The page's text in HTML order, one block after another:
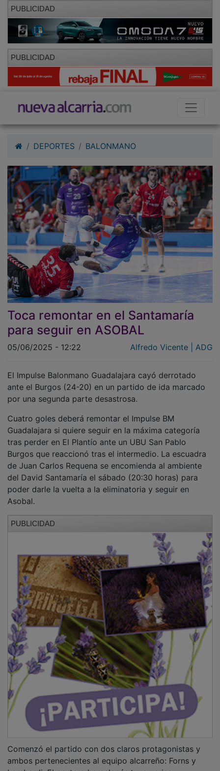
PUBLICIDAD
PUBLICIDAD
Toca remontar en el Santamaría
para seguir en ASOBAL
05/06/2025 - 12:22 Alfredo Vicente | ADG
ante el Burgos (24-20) en un partido de ida marcado
por una segunda parte desastrosa.
Guadalajara si quiere seguir en la máxima categoría
tras perder en El Plantío ante un UBU San Pablo
Burgos que reaccionó tras el intermedio. La escuadra
de Juan Carlos Requena se encomienda al ambiente
del David Santamaría el sábado (20:30 horas) para
poder darle la vuelta a la eliminatoria y seguir en
Asobal.
ambos pertenecientes al equipo alcarreño: Forns y
Lombardi. El portero barcelonés tuvo varias